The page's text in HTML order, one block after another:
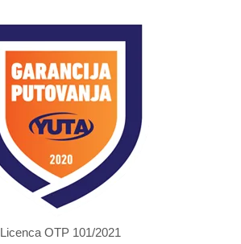
Licenca OTP 101/2021